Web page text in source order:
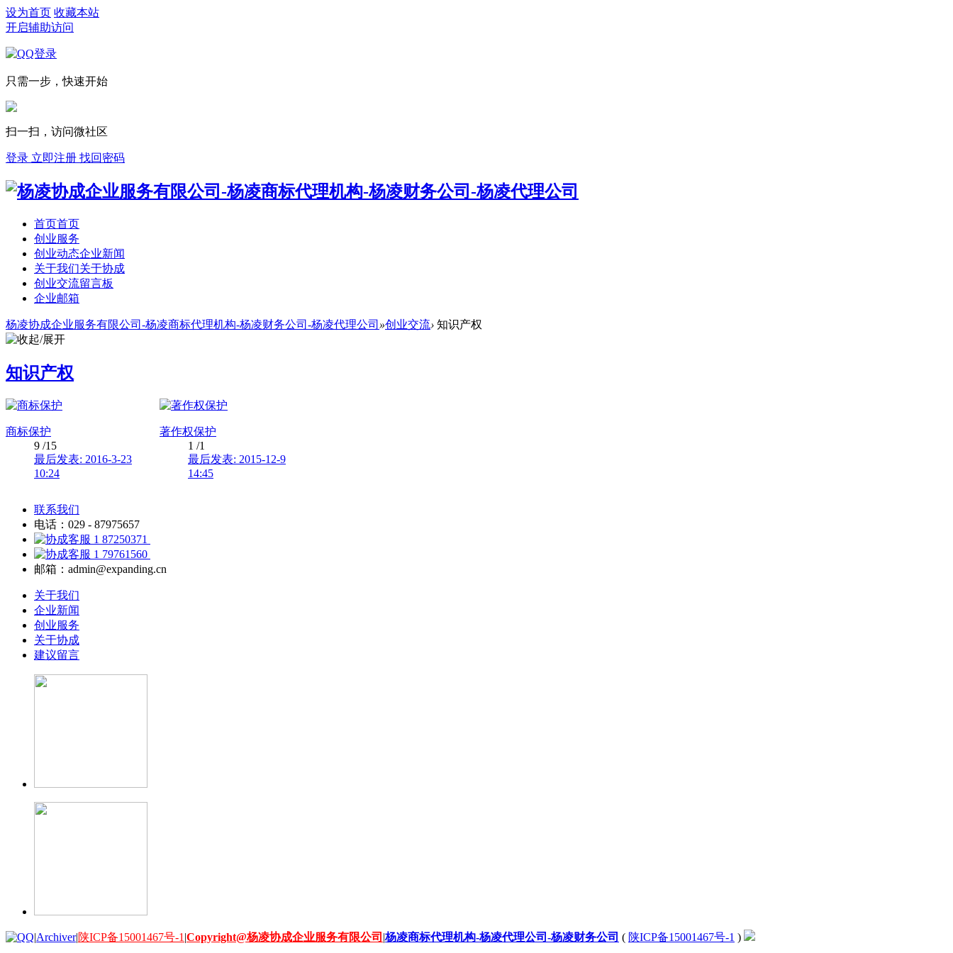
设为首页 收藏本站
开启辅助访问
只需一步，快速开始
扫一扫，访问微社区
登录 立即注册 找回密码
首页首页
创业服务
创业动态企业新闻
关于我们关于协成
创业交流留言板
企业邮箱
杨凌协成企业服务有限公司-杨凌商标代理机构-杨凌财务公司-杨凌代理公司 »创业交流› 知识产权
知识产权
商标保护
9 /15
最后发表: 2016-3-23
10:24
著作权保护
1 /1
最后发表: 2015-12-9
14:45
联系我们
电话：029 - 87975657
87250371
79761560
邮箱：admin@expanding.cn
关于我们
企业新闻
创业服务
关于协成
建议留言
|Archiver|陕ICP备15001467号-1 |Copyright@杨凌协成企业服务有限公司 |杨凌商标代理机构-杨凌代理公司-杨凌财务公司 ( 陕ICP备15001467号-1 )